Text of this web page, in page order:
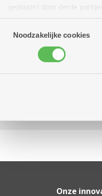
geplaatst door derde
(geanonimiseerd) gebruik
combineren met andere
Noodzakelijke cookies
2026
vooraf reserveren kan
De Brem
87
Onze